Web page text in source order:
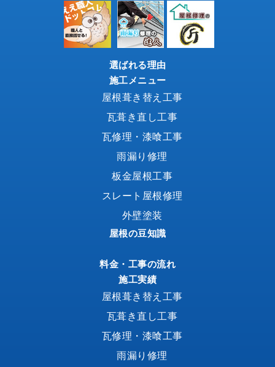
選ばれる理由
施工メニュー
屋根葺き替え工事
瓦葺き直し工事
瓦修理・漆喰工事
雨漏り修理
板金屋根工事
スレート屋根修理
外壁塗装
屋根の豆知識
料金・工事の流れ
施工実績
屋根葺き替え工事
瓦葺き直し工事
瓦修理・漆喰工事
雨漏り修理